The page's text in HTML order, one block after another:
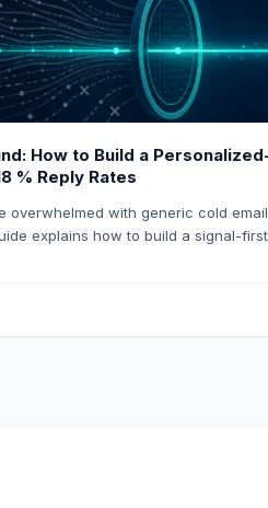
How to Build a
% Reply Rates
overwhelmed with generic cold
explains how to build a signal-